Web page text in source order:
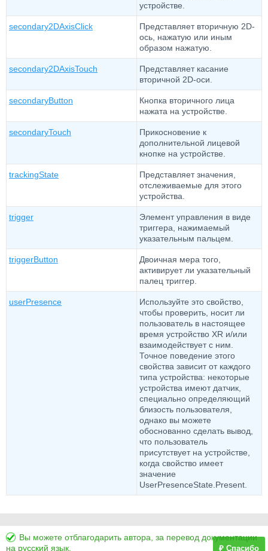
устройстве.
secondary2DAxisClick
Представляет вторичную 2D-
ось, нажатую или иным
образом нажатую.
secondary2DAxisTouch
Представляет касание
вторичной 2D-оси.
secondaryButton
Кнопка вторичного лица
нажата на устройстве.
secondaryTouch
Прикосновение к
дополнительной лицевой
кнопке на устройстве.
trackingState
Представляет значения,
отслеживаемые для этого
устройства.
trigger
Элемент управления в виде
триггера, нажимаемый
указательным пальцем.
triggerButton
Двоичная мера того,
активирует ли указательный
палец триггер.
userPresence
Используйте это свойство,
чтобы проверить, носит ли
пользователь в настоящее
время устройство XR и/или
взаимодействует с ним.
Точное поведение этого
свойства зависит от каждого
типа устройства: некоторые
устройства имеют датчик,
специально определяющий
близость пользователя,
однако вы можете
обоснованно сделать вывод,
что пользователь
присутствует на устройстве,
когда свойство имеет
значение
UserPresenceState.Present.
Вы можете отблагодарить автора, за перевод документации
на русский язык.
₽ Спасибо